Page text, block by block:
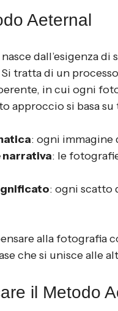
Aeternal
dall’esigenza
tratta di un
in cui ogni
approccio si basa
: ogni immagine
: le
: ogni scatto
alla fotografia
che si unisce alle
il Metodo